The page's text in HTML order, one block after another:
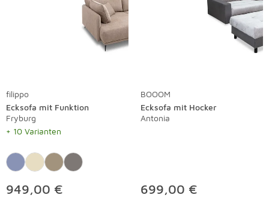
filippo
Ecksofa mit Funktion
Fryburg
+ 10 Varianten
949,00 €
BOOOM
Ecksofa mit Hocker
Antonia
699,00 €